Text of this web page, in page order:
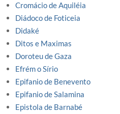
Cromácio de Aquiléia
Diádoco de Foticeia
Didaké
Ditos e Maximas
Doroteu de Gaza
Efrém o Sírio
Epifanio de Benevento
Epifanio de Salamina
Epistola de Barnabé